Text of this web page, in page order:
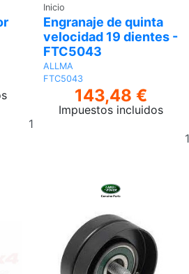
Añadir
Inicio
Engranaje de quinta
velocidad 19 dientes -
FTC5043
ALLMA
FTC5043
143,48 €
Impuestos incluidos